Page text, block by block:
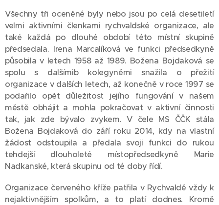
Všechny tři oceněné byly nebo jsou po celá desetiletí
velmi aktivními členkami rychvaldské organizace, ale
také každá po dlouhé období této místní skupině
předsedala. Irena Marcalíková ve funkci předsedkyně
působila v letech 1958 až 1989. Božena Bojdaková se
spolu s dalšímib kolegyněmi snažila o přežití
organizace v dalších letech, až konečně v roce 1997 se
podařilo opět důležitost jejího fungování v našem
městě obhájit a mohla pokračovat v aktivní činnosti
tak, jak zde bývalo zvykem. V čele MS ČČK stála
Božena Bojdaková do září roku 2014, kdy na vlastní
žádost odstoupila a předala svoji funkci do rukou
tehdejší dlouholeté místopředsedkyně Marie
Nadkanské, která skupinu od té doby řídí.
Organizace červeného kříže patřila v Rychvaldě vždy k
nejaktivnějším spolkům, a to platí dodnes. Kromě